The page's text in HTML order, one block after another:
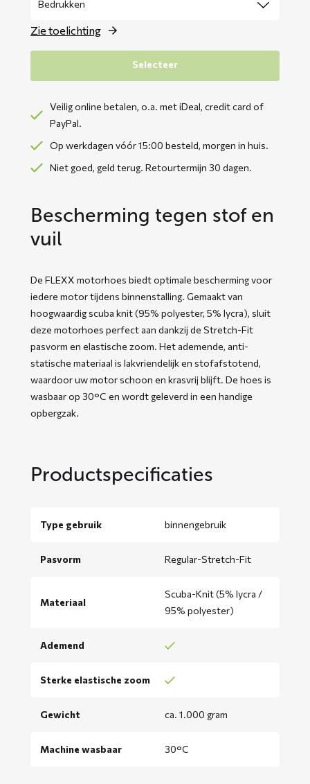
Zie toelichting
Selecteer
Veilig online betalen, o.a. met iDeal, credit card of
PayPal.
Op werkdagen vóór 15:00 besteld, morgen in huis.
Niet goed, geld terug. Retourtermijn 30 dagen.
Bescherming tegen stof en
vuil
De FLEXX motorhoes biedt optimale bescherming voor
iedere motor tijdens binnenstalling. Gemaakt van
hoogwaardig scuba knit (95% polyester, 5% lycra), sluit
deze motorhoes perfect aan dankzij de Stretch-Fit
pasvorm en elastische zoom. Het ademende, anti-
statische materiaal is lakvriendelijk en stofafstotend,
waardoor uw motor schoon en krasvrij blijft. De hoes is
wasbaar op 30°C en wordt geleverd in een handige
opbergzak.
Productspecificaties
Type gebruik binnengebruik
Pasvorm Regular-Stretch-Fit
Materiaal
Scuba-Knit (5% lycra /
95% polyester)
Ademend
Sterke elastische zoom
Gewicht ca. 1.000 gram
Machine wasbaar 30°C